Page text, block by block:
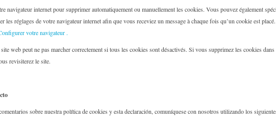
navigateur internet pour supprimer automatiquement ou manuellement les cookies. Vous pouvez également
les réglages de votre navigateur internet afin que vous receviez un message à chaque fois qu’un cookie est
votre navigateur .
web peut ne pas marcher correctement si tous les cookies sont désactivés. Si vous supprimez les cookies
revisiterez le site.
sobre nuestra política de cookies y esta declaración, comuníquese con nosotros utilizando los